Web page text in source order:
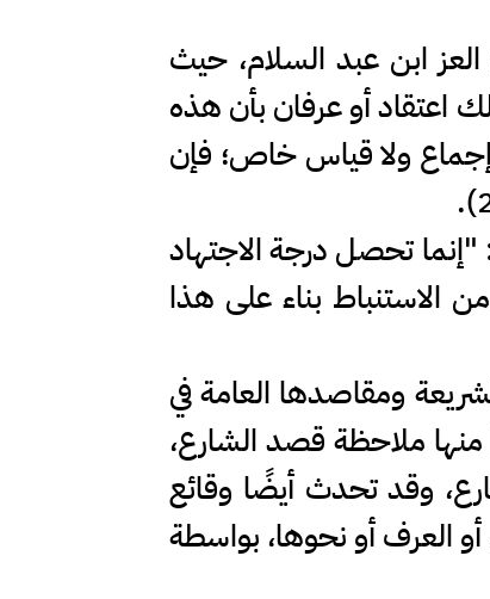
ابن عبد السلام، حيث
أو عرفان بأن هذه
إجماع ولا قياس خاص؛ فإن
"إنما تحصل درجة الاجتهاد
الاستنباط بناء على هذا
ومقاصدها العامة في
منها ملاحظة قصد الشارع،
وقد تحدث أيضًا وقائع
العرف أو نحوها، بواسطة